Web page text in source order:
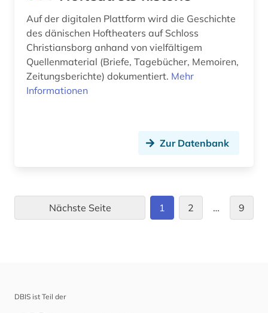
staatsbürgerschaft (1)
stadtgeschichte (1)
stadtplanung (1)
steuermann (1)
Auf der digitalen Plattform wird die Geschichte
des dänischen Hoftheaters auf Schloss
Christiansborg anhand von vielfältigem
Quellenmaterial (Briefe, Tagebücher, Memoiren,
Zeitungsberichte) dokumentiert. Mehr
Informationen
Zur Datenbank
Nächste Seite 1 2 … 9
DBIS ist Teil der